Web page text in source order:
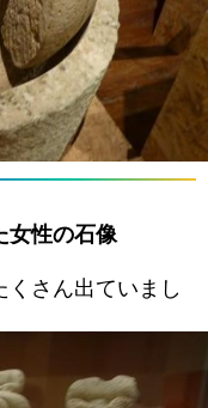
性の石像
くさん出ていまし